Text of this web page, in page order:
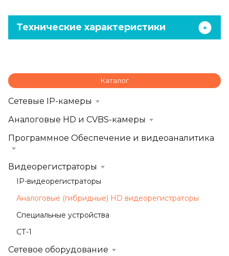
Технические характеристики
Каталог
Сетевые IP-камеры
Аналоговые HD и CVBS-камеры
Программное Обеспечение и видеоаналитика
Видеорегистраторы
IP-видеорегистраторы
Аналоговые (гибридные) HD видеорегистраторы
Специальные устройства
СТ-1
Сетевое оборудование